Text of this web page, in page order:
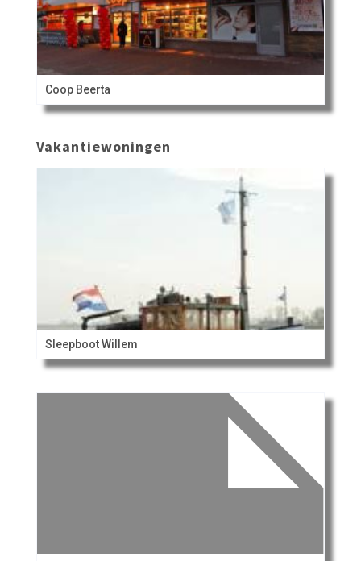
Coop Beerta
Vakantiewoningen
Sleepboot Willem